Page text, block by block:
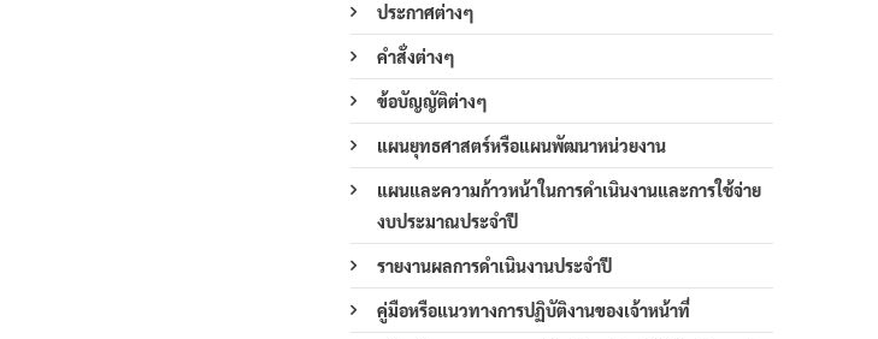
ประกาศต่างๆ
คำสั่งต่างๆ
ข้อบัญญัติต่างๆ
แผนยุทธศาสตร์หรือแผนพัฒนาหน่วยงาน
แผนและความก้าวหน้าในการดำเนินงานและการใช้จ่าย
งบประมาณประจำปี
รายงานผลการดำเนินงานประจำปี
คู่มือหรือแนวทางการปฏิบัติงานของเจ้าหน้าที่